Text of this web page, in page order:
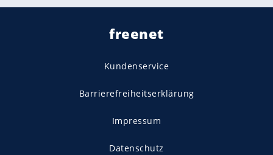
freenet
Kundenservice
Barrierefreiheitserklärung
Impressum
Datenschutz